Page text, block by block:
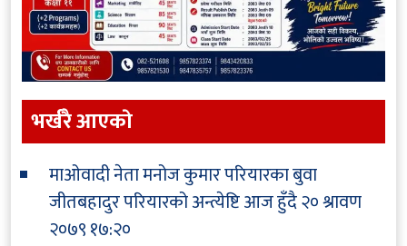
भर्खरै आएकाे
माओवादी नेता मनोज कुमार परियारका बुवा
जीतबहादुर परियारको अन्त्येष्टि आज हुँदै२० श्रावण
२०७९ १७:२०